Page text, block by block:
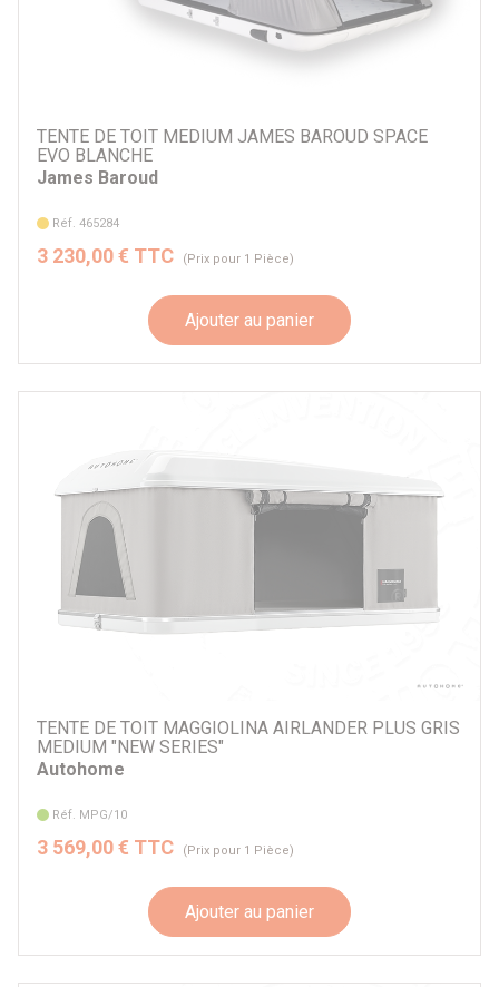
TENTE DE TOIT MEDIUM JAMES BAROUD SPACE
EVO BLANCHE
James Baroud
Réf. 465284
3 230,00 € TTC (Prix pour 1 Pièce)
Ajouter au panier
TENTE DE TOIT MAGGIOLINA AIRLANDER PLUS GRIS
MEDIUM "NEW SERIES"
Autohome
Réf. MPG/10
3 569,00 € TTC (Prix pour 1 Pièce)
Ajouter au panier
Incliné / à 2 vérins à gaz
Portefeuille
2 adultes + 1 enfant
2 adultes + 2 enfants